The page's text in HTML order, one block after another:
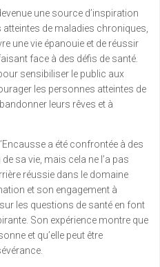
une source d’inspiration
de maladies chroniques,
une vie épanouie et de réussir
face à des défis de santé.
sensibiliser le public aux
les personnes atteintes de
leurs rêves et à
a été confrontée à des
sa vie, mais cela ne l’a pas
réussie dans le domaine
et son engagement à
les questions de santé en font
Son expérience montre que
et qu’elle peut être